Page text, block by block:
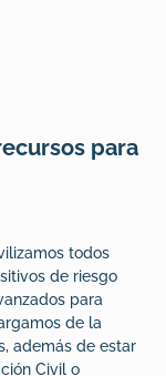
para
todos
de riesgo
para
de la
además de estar
Civil o